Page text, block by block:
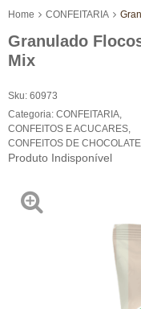
Home CONFEITARIA
Granulado
Mix
Sku: 60973
Categoria: CONFEITARIA
CONFEITOS E ACUCARES
CONFEITOS DE CHOCOLATE
Produto Indisponível